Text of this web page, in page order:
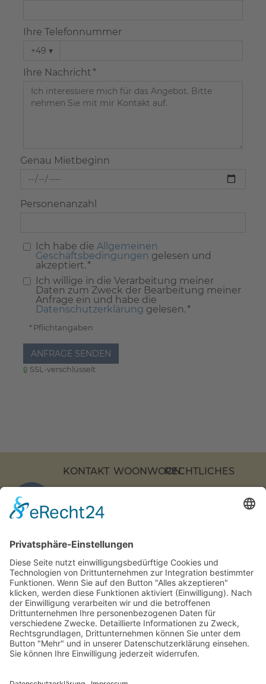
Ihre Telefonnummer
+49 ▾
Ihre Nachricht *
Genau Mietbeginn
Personenanzahl
Ich habe die Allgemeinen
Geschäftsbedingungen gelesen und
akzeptiert. *
Ich willige in die Verarbeitung meiner
Daten zum Zweck der Bearbeitung meiner
Anfrage ein und habe die
Datenschutzerklärung gelesen. *
* Pflichtangaben
ANFRAGE SENDEN
SSL-verschlüsselt
KONTAKT
KOCHSTRASSE 2
7, 10969 B
+49 (0)
30 217
86 55 0
INFO[AT]WOONWOON.DE
MONTAG-
DONNERSTAG:
9-16 UHR
FREITAG: 9-15
WOONWOON
KONTAKT
FAQS
RECHTLICHES
EINSTELLUNGEN